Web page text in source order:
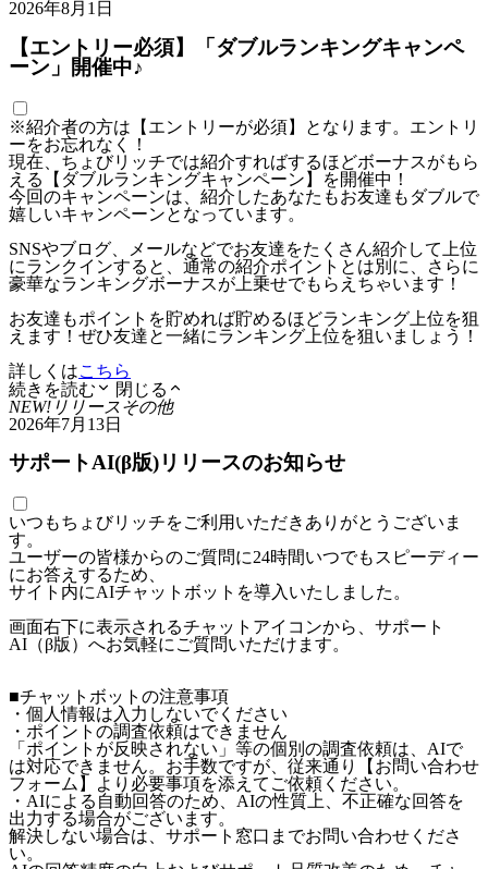
2026年8月1日
【エントリー必須】「ダブルランキングキャンペ
ーン」開催中♪
※紹介者の方は【エントリーが必須】となります。エントリ
ーをお忘れなく！
現在、ちょびリッチでは紹介すればするほどボーナスがもら
える【ダブルランキングキャンペーン】を開催中！
今回のキャンペーンは、紹介したあなたもお友達もダブルで
嬉しいキャンペーンとなっています。
SNSやブログ、メールなどでお友達をたくさん紹介して上位
にランクインすると、通常の紹介ポイントとは別に、さらに
豪華なランキングボーナスが上乗せでもらえちゃいます！
お友達もポイントを貯めれば貯めるほどランキング上位を狙
えます！ぜひ友達と一緒にランキング上位を狙いましょう！
詳しくはこちら
続きを読む
閉じる
NEW! リリースその他
2026年7月13日
サポートAI(β版)リリースのお知らせ
いつもちょびリッチをご利用いただきありがとうございま
す。
ユーザーの皆様からのご質問に24時間いつでもスピーディー
にお答えするため、
サイト内にAIチャットボットを導入いたしました。
画面右下に表示されるチャットアイコンから、サポート
AI（β版）へお気軽にご質問いただけます。
■チャットボットの注意事項
・個人情報は入力しないでください
・ポイントの調査依頼はできません
「ポイントが反映されない」等の個別の調査依頼は、AIで
は対応できません。お手数ですが、従来通り【お問い合わせ
フォーム】より必要事項を添えてご依頼ください。
・AIによる自動回答のため、AIの性質上、不正確な回答を
出力する場合がございます。
解決しない場合は、サポート窓口までお問い合わせくださ
い。